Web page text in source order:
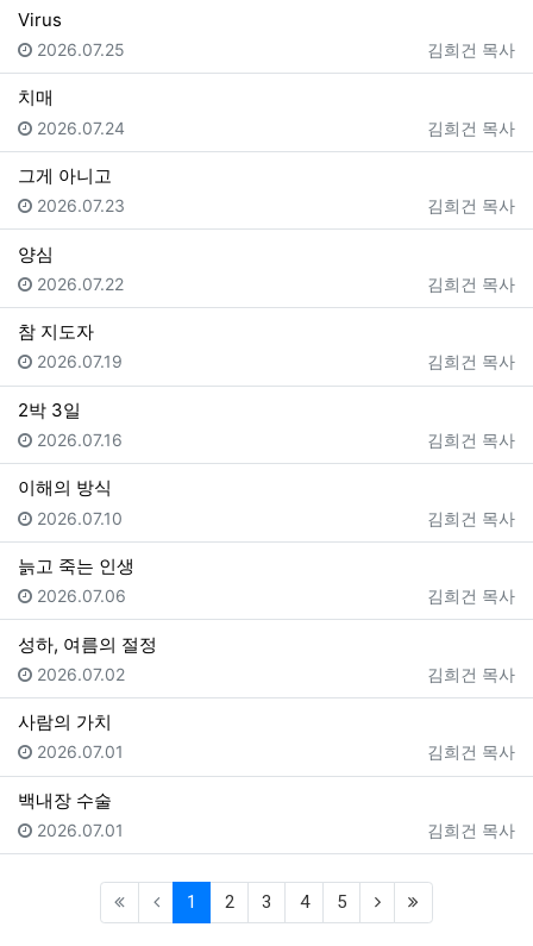
Virus
등록자
김희건 목사
등록일
2026.07.25
치매
등록자
김희건 목사
등록일
2026.07.24
그게 아니고
등록자
김희건 목사
등록일
2026.07.23
양심
등록자
김희건 목사
등록일
2026.07.22
참 지도자
등록자
김희건 목사
등록일
2026.07.19
2박 3일
등록자
김희건 목사
등록일
2026.07.16
이해의 방식
등록자
김희건 목사
등록일
2026.07.10
늙고 죽는 인생
등록자
김희건 목사
등록일
2026.07.06
성하, 여름의 절정
등록자
김희건 목사
등록일
2026.07.02
사람의 가치
등록자
김희건 목사
등록일
2026.07.01
백내장 수술
등록자
김희건 목사
등록일
2026.07.01
1 (current)
2 3 4 5 (next)